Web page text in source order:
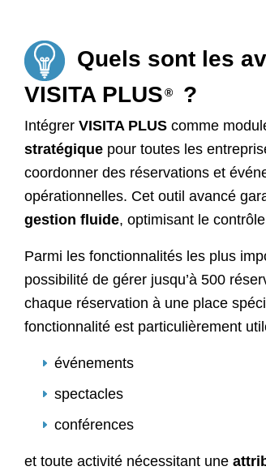
Quels sont les
VISITA PLUS® ?
Intégrer VISITA PLUS comme
stratégique pour toutes les
coordonner des réservations et
opérationnelles. Cet outil avancé
gestion fluide, optimisant le
Parmi les fonctionnalités les plus
possibilité de gérer jusqu’à 500
chaque réservation à une place
fonctionnalité est particulièrement
événements
spectacles
conférences
et toute activité nécessitant une